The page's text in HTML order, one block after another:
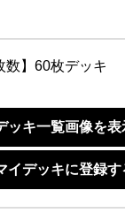
数】60枚デッキ
ッキ一覧画像を表
イデッキに登録す